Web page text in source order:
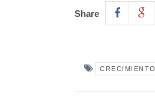
Share
CRECIMIENTO